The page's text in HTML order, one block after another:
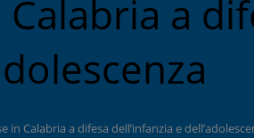
a
in Calabria a difesa dell’infanzia e